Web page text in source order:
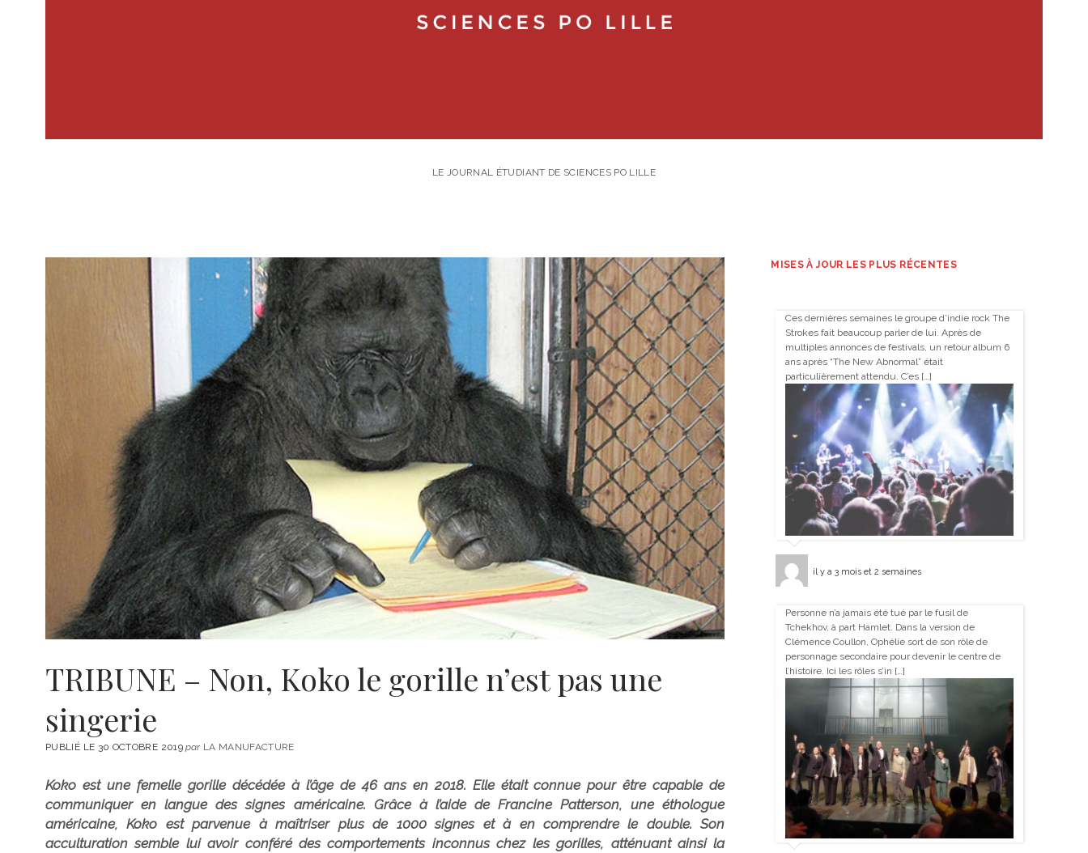
LE JOURNAL ÉTUDIANT DE SCIENCES PO LILLE
TRIBUNE – Non, Koko le gorille n’est pas une
singerie
PUBLIÉ LE 30 OCTOBRE 2019parLA MANUFACTURE
Koko est une femelle gorille décédée à l’âge de 46 ans en 2018. Elle était connue pour être capable de
communiquer en langue des signes américaine. Grâce à l’aide de Francine Patterson, une éthologue
américaine, Koko est parvenue à maîtriser plus de 1000 signes et à en comprendre le double. Son
acculturation semble lui avoir conféré des comportements inconnus chez les gorilles, atténuant ainsi la
MISES À JOUR LES PLUS RÉCENTES
Ces dernières semaines le groupe d’indie rock The
Strokes fait beaucoup parler de lui. Après de
multiples annonces de festivals, un retour album 6
ans après “The New Abnormal” était
particulièrement attendu. C’es […]
il y a 3 mois et 2 semaines
Personne n’a jamais été tué par le fusil de
Tchekhov, à part Hamlet. Dans la version de
Clémence Coullon, Ophélie sort de son rôle de
personnage secondaire pour devenir le centre de
l’histoire. Ici les rôles s’in […]